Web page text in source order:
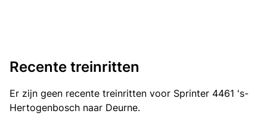
Recente treinritten
Er zijn geen recente treinritten voor Sprinter 4461 's-
Hertogenbosch naar Deurne.